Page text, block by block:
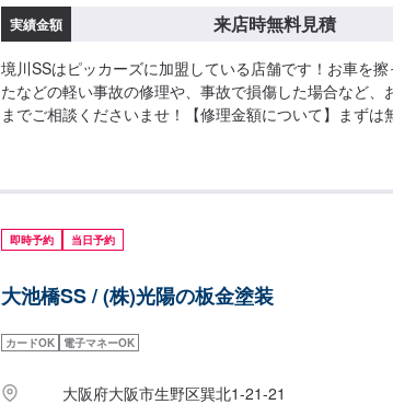
実績金額 来店時無料見積
境川SSはピッカーズに加盟している店舗です！お車を擦
たなどの軽い事故の修理や、事故で損傷した場合など、
までご相談くださいませ！【修理金額について】まずは
即時予約 当日予約
大池橋SS / (株)光陽の板金塗装
カードOK 電子マネーOK
大阪府大阪市生野区巽北1-21-21